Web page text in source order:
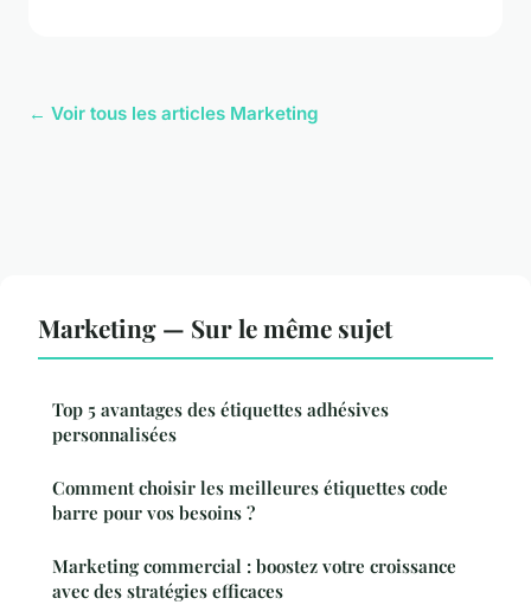
← Voir tous les articles Marketing
Marketing — Sur le même sujet
Top 5 avantages des étiquettes adhésives
personnalisées
Comment choisir les meilleures étiquettes code
barre pour vos besoins ?
Marketing commercial : boostez votre croissance
avec des stratégies efficaces